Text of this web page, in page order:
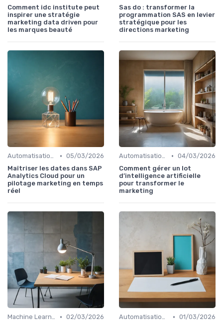
Comment idc institute peut
inspirer une stratégie
marketing data driven pour
les marques beauté
Sas do : transformer la
programmation SAS en levier
stratégique pour les
directions marketing
Automatisation et RPA • 05/03/2026
Maîtriser les dates dans SAP
Analytics Cloud pour un
pilotage marketing en temps
réel
Automatisation et RPA • 04/03/2026
Comment gérer un lot
d’intelligence artificielle
pour transformer le
marketing
Machine Learning • 02/03/2026
Automatisation et RPA • 01/03/2026